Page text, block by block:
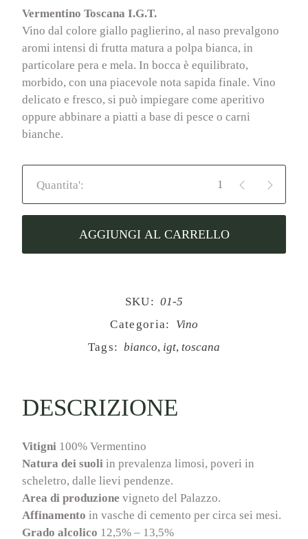
Vermentino Toscana I.G.T.
Vino dal colore giallo paglierino, al naso prevalgono
aromi intensi di frutta matura a polpa bianca, in
particolare pera e mela. In bocca è equilibrato,
morbido, con una piacevole nota sapida finale. Vino
delicato e fresco, si può impiegare come aperitivo
oppure abbinare a piatti a base di pesce o carni
bianche.
Luna in Leone - Vermentino
AGGIUNGI AL CARRELLO
SKU: 01-5
Categoria:
Vino
Tags: bianco, igt,toscana
DESCRIZIONE
Vitigni 100% Vermentino
Natura dei suoli in prevalenza limosi, poveri in
scheletro, dalle lievi pendenze.
Area di produzione vigneto del Palazzo.
Affinamento in vasche di cemento per circa sei mesi.
Grado alcolico 12,5% – 13,5%